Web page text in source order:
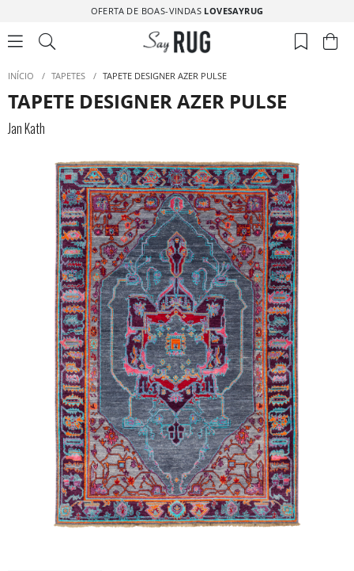
OFERTA DE BOAS-VINDAS LOVESAYRUG
INÍCIO / TAPETES / TAPETE DESIGNER AZER PULSE
TAPETE DESIGNER AZER PULSE
Jan Kath